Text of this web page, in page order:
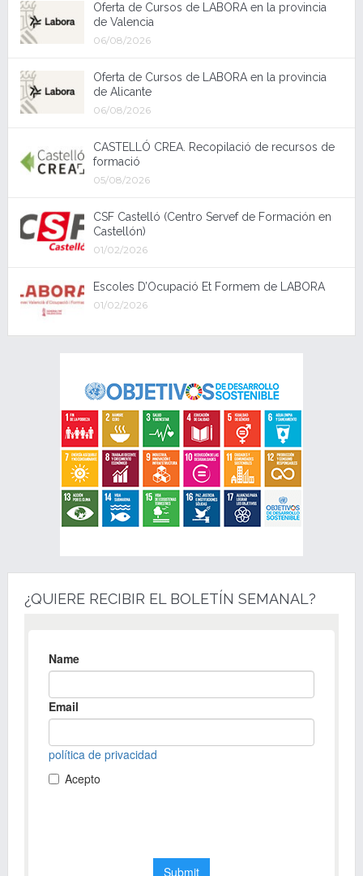
Oferta de Cursos de LABORA en la provincia
de Valencia
06/08/2026
Oferta de Cursos de LABORA en la provincia
de Alicante
06/08/2026
CASTELLÓ CREA. Recopilació de recursos de
formació
05/08/2026
CSF Castelló (Centro Servef de Formación en
Castellón)
01/02/2026
Escoles D’Ocupació Et Formem de LABORA
01/02/2026
¿QUIERE RECIBIR EL BOLETÍN SEMANAL?